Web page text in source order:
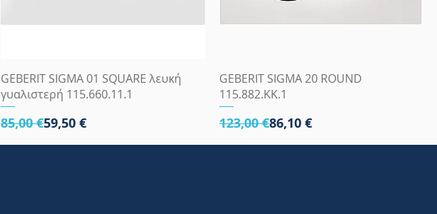
Γρήγορη προβολή
GEBERIT SIGMA 01 SQUARE λευκή
γυαλιστερή 115.660.11.1
Κανονική τιμή
85,00 €
Τιμή Έκπτωσης
59,50 €
Γρήγορη προβολή
GEBERIT SIGMA 20 ROUND
115.882.KK.1
Κανονική τιμή
123,00 €
Τιμή Έκπτωσης
86,10 €